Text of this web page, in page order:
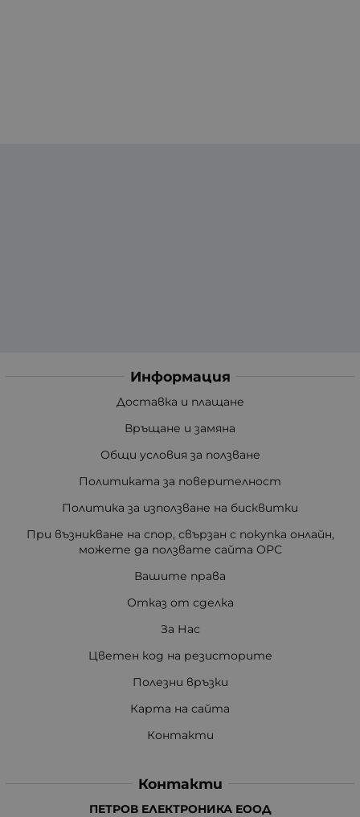
Информация
Доставка и плащане
Връщане и замяна
Общи условия за ползване
Политиката за поверителност
Политика за използване на бисквитки
При възникване на спор, свързан с покупка онлайн,
можете да ползвате сайта ОРС
Вашите права
Отказ от сделка
За Нас
Цветен код на резисторите
Полезни връзки
Карта на сайта
Контакти
Контакти
ПЕТРОВ ЕЛЕКТРОНИКА ЕООД